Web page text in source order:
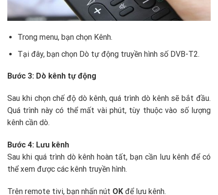
Trong menu, bạn chọn Kênh.
Tại đây, bạn chọn Dò tự động truyền hình số DVB-T2.
Bước 3: Dò kênh tự động
Sau khi chọn chế độ dò kênh, quá trình dò kênh sẽ bắt đầu.
Quá trình này có thể mất vài phút, tùy thuộc vào số lượng
kênh cần dò.
Bước 4: Lưu kênh
Sau khi quá trình dò kênh hoàn tất, bạn cần lưu kênh để có
thể xem được các kênh truyền hình.
Trên remote tivi, bạn nhấn nút OK để lưu kênh.